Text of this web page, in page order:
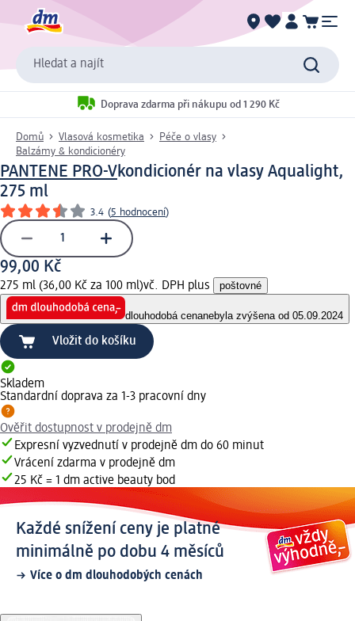
Hledat a najít
Doprava zdarma při nákupu od 1 290 Kč
Domů Vlasová kosmetika
Péče o vlasy
Balzámy & kondicionéry
PANTENE PRO-Vkondicionér na vlasy Aqualight,
275 ml
3.4 (5 hodnocení)
99,00 Kč
275 ml (36,00 Kč za 100 ml)vč. DPH plus poštovné
dlouhodobá cenanebyla zvýšena od 05.09.2024
Vložit do košíku
Skladem
Standardní doprava za 1-3 pracovní dny
Ověřit dostupnost v prodejně dm
Expresní vyzvednutí v prodejně dm do 60 minut
Vrácení zdarma v prodejně dm
25 Kč = 1 dm active beauty bod
Každé snížení ceny je platné
minimálně po dobu 4 měsíců
Více o dm dlouhodobých cenách